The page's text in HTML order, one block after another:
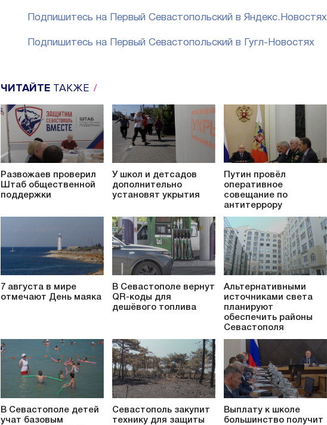
Подпишитесь на Первый Севастопольский в Яндекс.Новостях
Подпишитесь на Первый Севастопольский в Гугл-Новостях
ЧИТАЙТЕ ТАКЖЕ
Развожаев проверил
Штаб общественной
поддержки
У школ и детсадов
дополнительно
установят укрытия
Путин провёл
оперативное
совещание по
антитеррору
7 августа в мире
отмечают День маяка
В Севастополе вернут
QR-коды для
дешёвого топлива
Альтернативными
источниками света
планируют
обеспечить районы
Севастополя
В Севастополе детей
учат базовым
Севастополь закупит
технику для защиты
Выплату к школе
большинство получит